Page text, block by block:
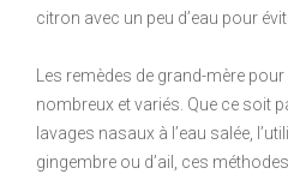
citron avec un peu d’eau pour
Les remèdes de grand-mère
nombreux et variés. Que ce soit
lavages nasaux à l’eau salée,
gingembre ou d’ail, ces